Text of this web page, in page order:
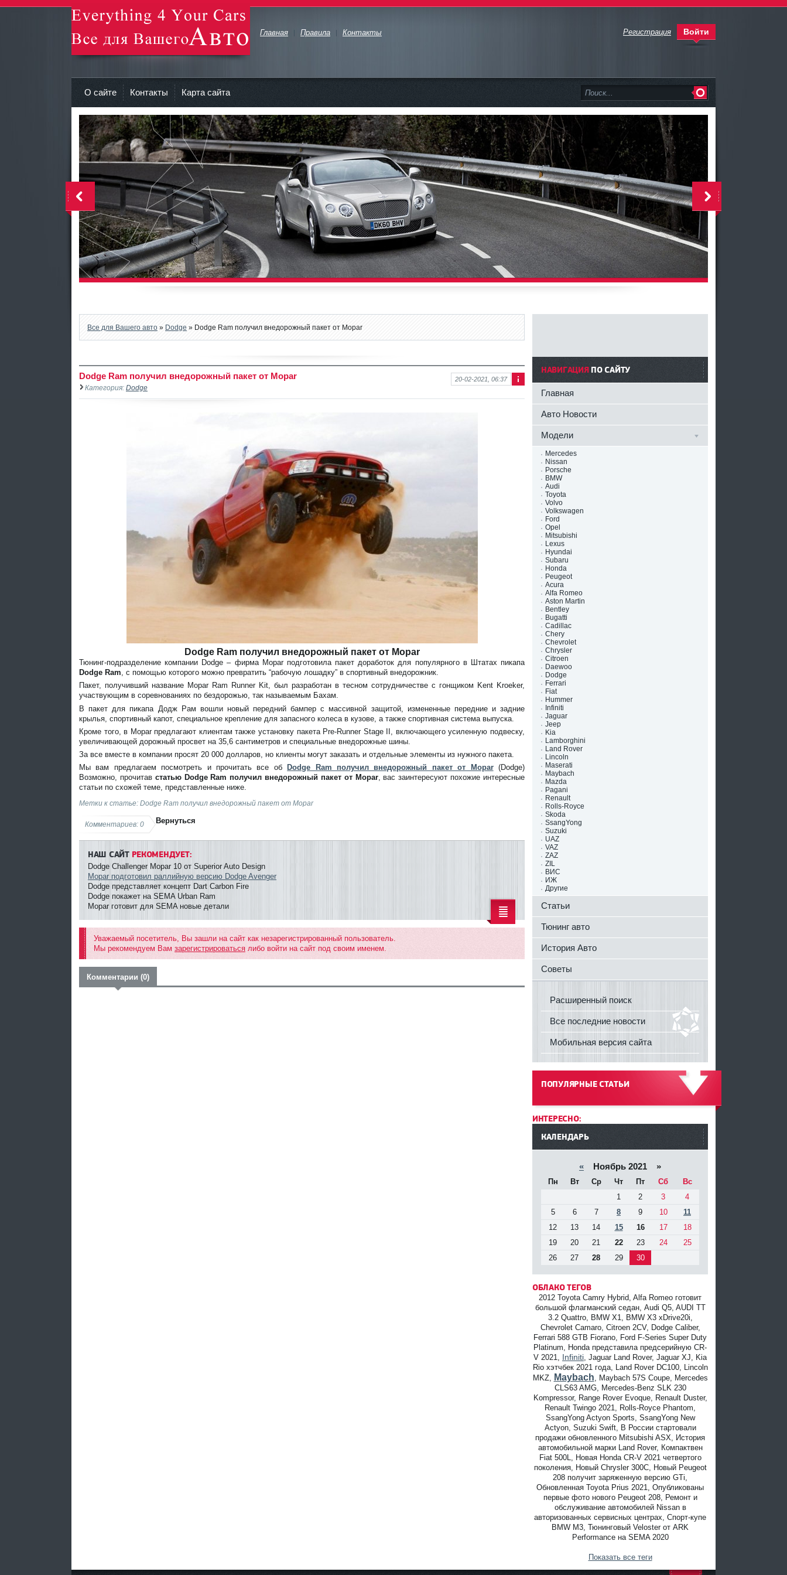
avto-zv.ru - Все для Вашего авто
Регистрация Войти
Главная Правила Контакты
О сайте Контакты Карта сайта
Все для Вашего авто » Dodge » Dodge Ram получил внедорожный пакет от Mopar
фо
20-02-2021, 06:37
Dodge Ram получил внедорожный пакет от Mopar
Категория: Dodge
Dodge Ram получил внедорожный пакет от Mopar
Тюнинг-подразделение компании Dodge – фирма Mopar подготовила пакет доработок для популярного в Штатах пикапа
Dodge Ram, с помощью которого можно превратить “рабочую лошадку” в спортивный внедорожник.
Пакет, получивший название Mopar Ram Runner Kit, был разработан в тесном сотрудничестве с гонщиком Kent Kroeker,
участвующим в соревнованиях по бездорожью, так называемым Бахам.
В пакет для пикапа Додж Рам вошли новый передний бампер с массивной защитой, измененные передние и задние
крылья, спортивный капот, специальное крепление для запасного колеса в кузове, а также спортивная система выпуска.
Кроме того, в Mopar предлагают клиентам также установку пакета Pre-Runner Stage II, включающего усиленную подвеску,
увеличивающей дорожный просвет на 35,6 сантиметров и специальные внедорожные шины.
За все вместе в компании просят 20 000 долларов, но клиенты могут заказать и отдельные элементы из нужного пакета.
Мы вам предлагаем посмотреть и прочитать все об
Dodge Ram получил внедорожный пакет от Mopar(Dodge)
Возможно, прочитав статью Dodge Ram получил внедорожный пакет от Mopar, вас заинтересуют похожие интересные
статьи по схожей теме, представленные ниже.
Метки к статье: Dodge Ram получил внедорожный пакет от Mopar
Вернуться
Комментариев: 0
НАШ САЙТРЕКОМЕНДУЕТ:
Dodge Challenger Mopar 10 от Superior Auto Design
Mopar подготовил раллийную версию Dodge Avenger
Dodge представляет концепт Dart Carbon Fire
Dodge покажет на SEMA Urban Ram
Mopar готовит для SEMA новые детали
Уважаемый посетитель, Вы зашли на сайт как незарегистрированный пользователь.
Мы рекомендуем Вам зарегистрироваться либо войти на сайт под своим именем.
Комментарии (0)
НАВИГАЦИЯПО САЙТУ
Главная
Авто Новости
Модели
Mercedes
Nissan
Porsche
BMW
Audi
Toyota
Volvo
Volkswagen
Ford
Opel
Mitsubishi
Lexus
Hyundai
Subaru
Honda
Peugeot
Acura
Alfa Romeo
Aston Martin
Bentley
Bugatti
Cadillac
Chery
Chevrolet
Chrysler
Citroen
Daewoo
Dodge
Ferrari
Fiat
Hummer
Infiniti
Jaguar
Jeep
Kia
Lamborghini
Land Rover
Lincoln
Maserati
Maybach
Mazda
Pagani
Renault
Rolls-Royce
Skoda
SsangYong
Suzuki
UAZ
VAZ
ZAZ
ZIL
ВИС
ИЖ
Другие
Статьи
Тюнинг авто
История Авто
Советы
Расширенный поиск
Все последние новости
Мобильная версия сайта
ПОПУЛЯРНЫЕ СТАТЬИ
------
ИНТЕРЕСНО:
КАЛЕНДАРЬ
« Ноябрь 2021 »
Пн Вт Ср Чт Пт Сб
Вс
1
2 3
4
5
6 7 8 9 10
11
12
13 14 15 16 17
18
19
20 21 22 23 24
25
26
27 28 29 30
ОБЛАКО ТЕГОВ
2012 Toyota Camry Hybrid, Alfa Romeo готовит
большой флагманский седан, Audi Q5, AUDI TT
3.2 Quattro, BMW X1, BMW X3 xDrive20i,
Chevrolet Camaro, Citroen 2CV, Dodge Caliber,
Ferrari 588 GTB Fiorano, Ford F-Series Super Duty
Platinum, Honda представила предсерийную CR-
V 2021, Infiniti, Jaguar Land Rover, Jaguar XJ, Kia
Rio хэтчбек 2021 года, Land Rover DC100, Lincoln
MKZ, Maybach, Maybach 57S Coupe, Mercedes
CLS63 AMG, Mercedes-Benz SLK 230
Kompressor, Range Rover Evoque, Renault Duster,
Renault Twingo 2021, Rolls-Royce Phantom,
SsangYong Actyon Sports, SsangYong New
Actyon, Suzuki Swift, В России стартовали
продажи обновленного Mitsubishi ASX, История
автомобильной марки Land Rover, Компактвен
Fiat 500L, Новая Honda CR-V 2021 четвертого
поколения, Новый Chrysler 300C, Новый Peugeot
208 получит заряженную версию GTi,
Обновленная Toyota Prius 2021, Опубликованы
первые фото нового Peugeot 208, Ремонт и
обслуживание автомобилей Nissan в
авторизованных сервисных центрах, Спорт-купе
BMW M3, Тюнинговый Veloster от ARK
Performance на SEMA 2020
Показать все теги